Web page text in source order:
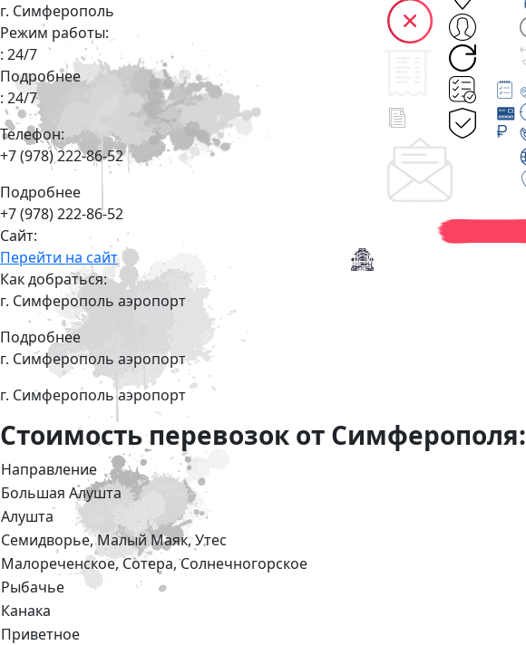
г. Симферополь
Режим работы:
: 24/7
Подробнее
: 24/7
Телефон:
+7 (978) 222-86-52
Подробнее
+7 (978) 222-86-52
Сайт:
Перейти на сайт
Как добраться:
г. Симферополь аэропорт
Подробнее
г. Симферополь аэропорт
г. Симферополь аэропорт
Стоимость перевозок от Симферополя:
Направление
Большая Алушта
Алушта
Семидворье, Малый Маяк, Утес
Малореченское, Сотера, Солнечногорское
Рыбачье
Канака
Приветное